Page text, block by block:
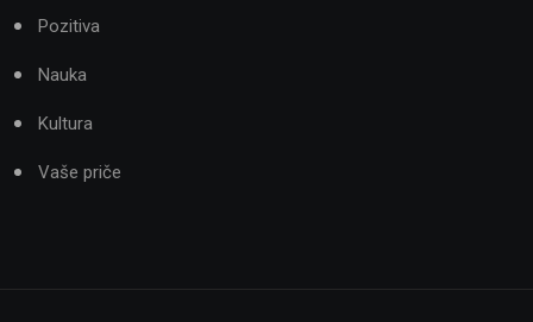
Pozitiva
Nauka
Kultura
Vaše priče